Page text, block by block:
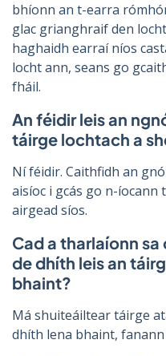
bhíonn an t-earra
glac grianghraif den
haghaidh earraí níos
locht ann, seans go
fháil.
An féidir leis an
táirge lochtach a
Ní féidir. Caithfidh an
aisíoc i gcás go n-íocann
airgead síos.
Cad a tharlaíonn
de dhíth leis an
bhaint?
Má shuiteáiltear táirge
dhíth lena bhaint,